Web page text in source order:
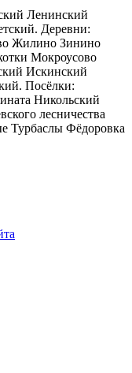
Ленинский
Деревни:
Жилино Зинино
Мокроусово
Искинский
Посёлки:
Никольский
лесничества
Турбаслы Фёдоровка